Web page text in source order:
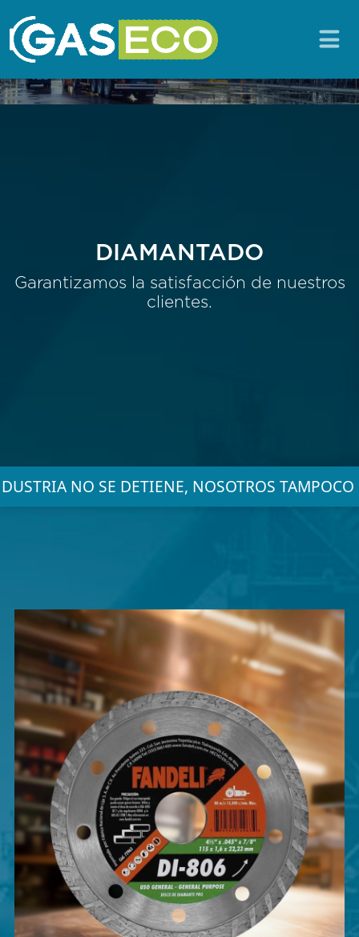
DIAMANTADO
Garantizamos la satisfacción de nuestros
clientes.
NO SE DETIENE, NOSOTROS TAMPOCO